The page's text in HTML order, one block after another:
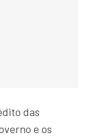
das
e os